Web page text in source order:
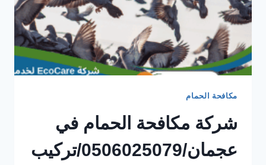
مكافحة الحمام
شركة مكافحة الحمام في
عجمان/0506025079/تركيب